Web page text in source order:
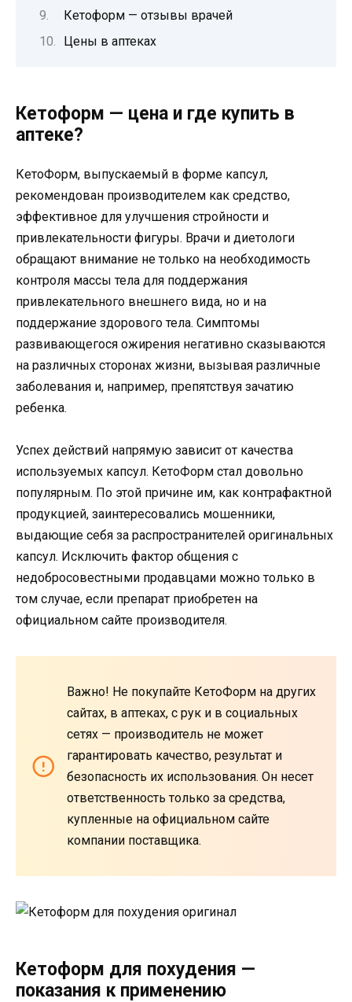
Кетоформ — отзывы врачей
Цены в аптеках
Кетоформ — цена и где купить в
аптеке?
КетоФорм, выпускаемый в форме капсул,
рекомендован производителем как средство,
эффективное для улучшения стройности и
привлекательности фигуры. Врачи и диетологи
обращают внимание не только на необходимость
контроля массы тела для поддержания
привлекательного внешнего вида, но и на
поддержание здорового тела. Симптомы
развивающегося ожирения негативно сказываются
на различных сторонах жизни, вызывая различные
заболевания и, например, препятствуя зачатию
ребенка.
Успех действий напрямую зависит от качества
используемых капсул. КетоФорм стал довольно
популярным. По этой причине им, как контрафактной
продукцией, заинтересовались мошенники,
выдающие себя за распространителей оригинальных
капсул. Исключить фактор общения с
недобросовестными продавцами можно только в
том случае, если препарат приобретен на
официальном сайте производителя.
Важно! Не покупайте КетоФорм на других
сайтах, в аптеках, с рук и в социальных
сетях — производитель не может
гарантировать качество, результат и
безопасность их использования. Он несет
ответственность только за средства,
купленные на официальном сайте
компании поставщика.
Кетоформ для похудения —
показания к применению